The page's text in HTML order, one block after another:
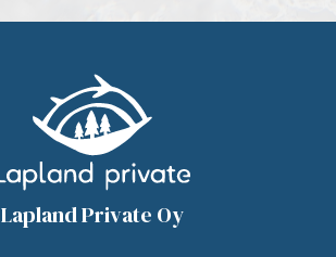
Lapland Private Oy